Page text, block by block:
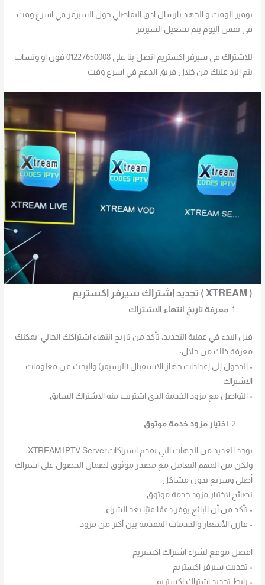
توفير الوقت و الجهد بارسال ادق التفاصلي حول السيرفر في اسرع وقت
في نفس اليوم يتم تشغيل السيرفر
للاشتراك في سيرفر اكستريم اتصل بنا علي 01227650008 فون او وتساب
يتم الرد عليك من خلال فريق الدعم في اسرع وقت
( XTREAM ) تجديد اشتراك سيرفر اكستريم
معرفة تاريخ انتهاء الاشتراك
قبل البدء في عملية التجديد، تأكد من تاريخ انتهاء اشتراكك الحالي. يمكنك
معرفة ذلك من خلال:
• الدخول إلى إعدادات جهاز الاستقبال (الرسيفر) والبحث عن معلومات
الاشتراك.
• التواصل مع مزود الخدمة الذي اشتريت منه الاشتراك السابق.
اختيار مزود خدمة موثوق
توجد العديد من الجهات التي تقدم اشتراكاتXTREAM IPTV Server،
ولكن من المهم التعامل مع مصدر موثوق لضمان الحصول على اشتراك
أصلي وسريع بدون مشاكل.
نصائح لاختيار مزود خدمة موثوق:
• تأكد من أن البائع يوفر دعمًا فنيًا بعد الشراء.
• قارن الأسعار والخدمات المقدمة بين أكثر من مزود.
أفضل موقع لشراء اشتراك اكستريم
• تحديث سيرفر اكستريم
• رابط تجديد اشتراك اكستريم